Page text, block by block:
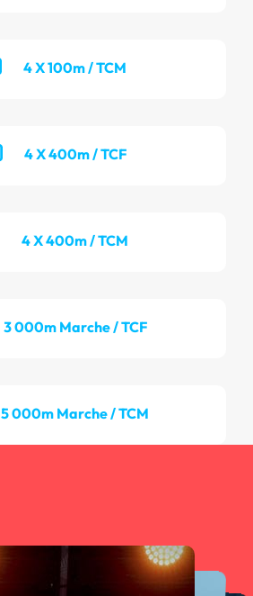
4 X 100m / TCM
4 X 400m / TCF
4 X 400m / TCM
3 000m Marche / TCF
5 000m Marche / TCM